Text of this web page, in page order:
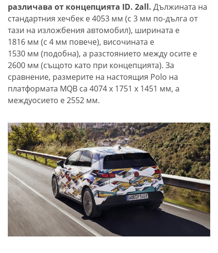
различава от концепцията ID. 2all. Дължината на
стандартния хечбек е 4053 мм (с 3 мм по-дълга от
тази на изложбения автомобил), ширината е
1816 мм (с 4 мм повече), височината е
1530 мм (подобна), а разстоянието между осите е
2600 мм (същото като при концепцията). За
сравнение, размерите на настоящия Polo на
платформата MQB са 4074 x 1751 x 1451 мм, а
междуосието е 2552 мм.